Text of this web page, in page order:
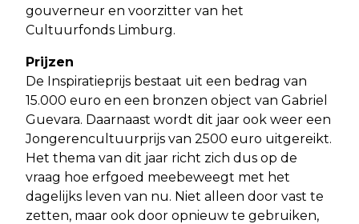
gouverneur en voorzitter van het
Cultuurfonds Limburg.
Prijzen
De Inspiratieprijs bestaat uit een bedrag van
15.000 euro en een bronzen object van Gabriel
Guevara. Daarnaast wordt dit jaar ook weer een
Jongerencultuurprijs van 2500 euro uitgereikt.
Het thema van dit jaar richt zich dus op de
vraag hoe erfgoed meebeweegt met het
dagelijks leven van nu. Niet alleen door vast te
zetten, maar ook door opnieuw te gebruiken,